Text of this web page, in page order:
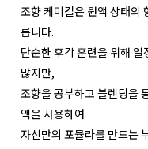
조향 케미컬은 원액 상태의
릅니다.
단순한 후각 훈련을 위해
많지만,
조향을 공부하고 블렌딩을
액을 사용하여
자신만의 포뮬라를 만드는